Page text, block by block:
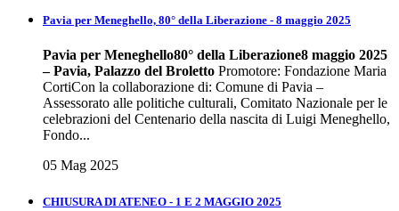
Pavia per Meneghello, 80° della Liberazione - 8 maggio 2025
Pavia per Meneghello80° della Liberazione8 maggio 2025
– Pavia, Palazzo del Broletto Promotore: Fondazione Maria
CortiCon la collaborazione di: Comune di Pavia –
Assessorato alle politiche culturali, Comitato Nazionale per le
celebrazioni del Centenario della nascita di Luigi Meneghello,
Fondo...
05 Mag 2025
CHIUSURA DI ATENEO - 1 E 2 MAGGIO 2025